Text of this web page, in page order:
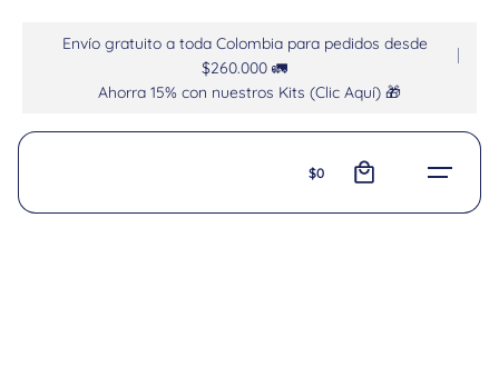
Envío gratuito a toda Colombia para pedidos desde
$260.000 🚛
Ahorra 15% con nuestros Kits (Clic Aquí) 🎁
$0